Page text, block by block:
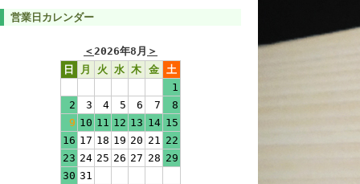
営業日カレンダー
＜2026年8月 ＞
日
月 火 水 木 金 土
1
2
3 4 5 6 7
8
9 10 11 12 13 14 15
16 17 18 19 20 21 22
23 24 25 26 27 28 29
30 31